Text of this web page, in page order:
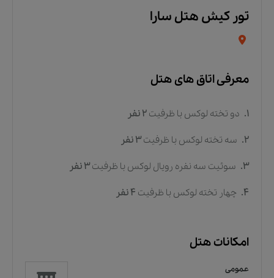
تور کیش هتل سارا
معرفی اتاق های هتل
1. دو تخته لوکس با ظرفیت 2 نفر
2. سه تخته لوکس با ظرفیت 3 نفر
3. سوئیت سه نفره رویال لوکس با ظرفیت 3 نفر
4. چهار تخته لوکس با ظرفیت 4 نفر
امکانات هتل
عمومی